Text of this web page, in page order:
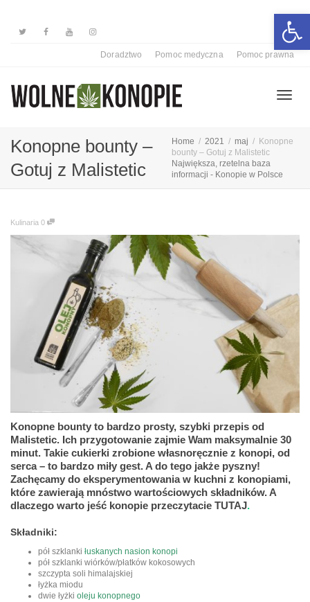
Doradztwo Pomoc medyczna Pomoc prawna
Konopne bounty –
Gotuj z Malistetic
Home 2021 maj
Konopne
bounty – Gotuj z Malistetic
Największa, rzetelna baza
informacji - Konopie w Polsce
Kulinaria 0
Konopne bounty to bardzo prosty, szybki przepis od
Malistetic. Ich przygotowanie zajmie Wam maksymalnie 30
minut. Takie cukierki zrobione własnoręcznie z konopi, od
serca – to bardzo miły gest. A do tego jakże pyszny!
Zachęcamy do eksperymentowania w kuchni z konopiami,
które zawierają mnóstwo wartościowych składników. A
dlaczego warto jeść konopie przeczytacie TUTAJ.
Składniki:
pół szklanki łuskanych nasion konopi
pół szklanki wiórków/płatków kokosowych
szczypta soli himalajskiej
łyżka miodu
dwie łyżki oleju konopnego